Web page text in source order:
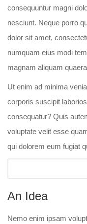
consequuntur magni
nesciunt. Neque porro
dolor sit amet,
numquam eius modi
magnam aliquam
Ut enim ad minima
corporis suscipit
consequatur? Quis
voluptate velit esse
qui dolorem eum fugiat
An Idea
Nemo enim ipsam